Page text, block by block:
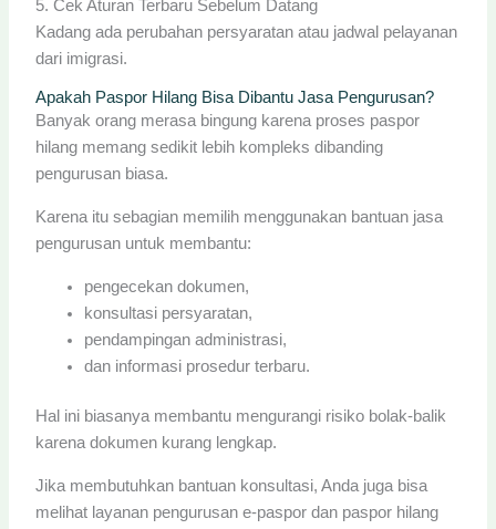
5. Cek Aturan Terbaru Sebelum Datang
Kadang ada perubahan persyaratan atau jadwal pelayanan
dari imigrasi.
Apakah Paspor Hilang Bisa Dibantu Jasa Pengurusan?
Banyak orang merasa bingung karena proses paspor
hilang memang sedikit lebih kompleks dibanding
pengurusan biasa.
Karena itu sebagian memilih menggunakan bantuan jasa
pengurusan untuk membantu:
pengecekan dokumen,
konsultasi persyaratan,
pendampingan administrasi,
dan informasi prosedur terbaru.
Hal ini biasanya membantu mengurangi risiko bolak-balik
karena dokumen kurang lengkap.
Jika membutuhkan bantuan konsultasi, Anda juga bisa
melihat layanan pengurusan e-paspor dan paspor hilang